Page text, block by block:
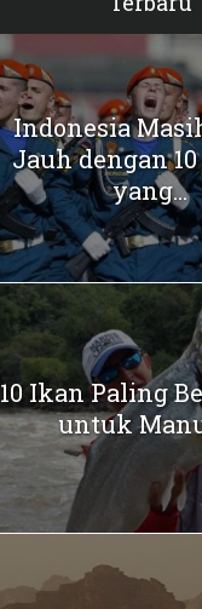
Indonesia
Jauh dengan
yang...
10 Ikan Paling
untuk